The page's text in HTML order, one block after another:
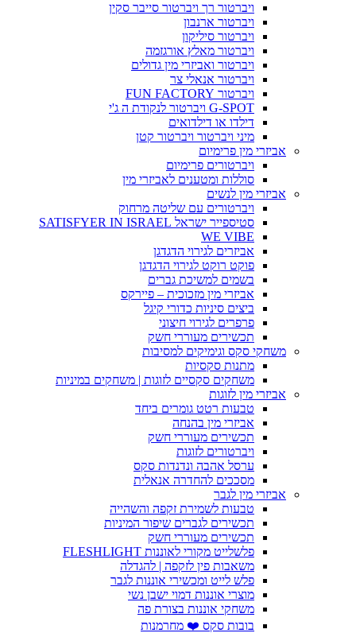
ויברטור רך ויברטור סייבר סקין
ויברטור ארנבון
ויברטור סיליקון
ויברטור מאלץ אורגזמה
ויברטור ואביזרי מין גדולים
ויברטור אנאלי צר
ויברטור FUN FACTORY
G-SPOT ויברטור לנקודת ה ג'י
דילדו או דילדואים
מיני ויברטור ויברטור קטן
אביזרי מין פרימיום
ויברטורים פרימיום
סוללות ומטענים לאביזרי מין
אביזרי מין לנשים
ויברטורים עם שליטה מרחוק
סטיספייר ישראל SATISFYER IN ISRAEL
WE VIBE
אביזרים לגירוי הדגדגן
פוקט רוקט לגירוי הדגדגן
בשמים למשיכת גברים
אביזרי מין מזכוכית – פיירקס
ביצים סיניות כדורי קיגל
פרפרים לגירוי חיצוני
תכשירים מעוררי חשק
משחקי סקס וגימיקים למסיבות
מתנות סקסיות
משחקים סקסיים לזוגות | משחקים במיניות
אביזרי מין לזוגות
טבעות רטט גומרים ביחד
אביזרי מין בהנחה
תכשירים מעוררי חשק
ויברטורים לזוגות
ערסל אהבה ונדנדות סקס
מסככים להחדרה אנאלית
אביזרי מין לגבר
טבעות לשמירת זקפה והשהייה
תכשירים לגברים שיפור המיניות
תכשירים מעוררי חשק
פלשלייט מקורי לאוננות FLESHLIGHT
משאבות פין לזקפה | להגדלה
פלש לייט ומכשירי אוננות לגבר
מוצרי אוננות דמוי ישבן נשי
משחקי אוננות בצורת פה
בובות סקס ❤️ מחרמנות